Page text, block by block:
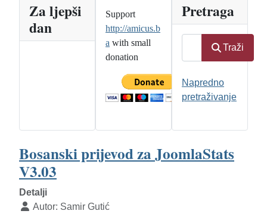
Za ljepši
dan
Support
http://amicus.b
a with small
donation
Pretraga
Traži
Napredno
pretraživanje
Bosanski prijevod za JoomlaStats
V3.03
Detalji
Autor: Samir Gutić